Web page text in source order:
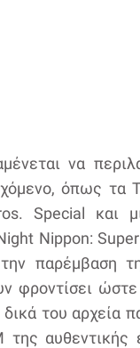
να
όπως τα
Special και
Nippon:
παρέμβαση
φροντίσει
του αρχεία
της αυθεντικής